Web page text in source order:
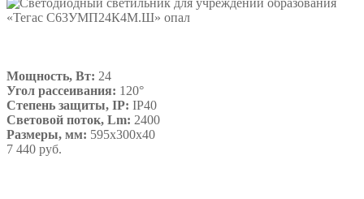
Мощность, Вт: 24
Угол рассеивания: 120°
Степень защиты, IP: IP40
Световой поток, Lm: 2400
Размеры, мм: 595х300х40
7 440 руб.